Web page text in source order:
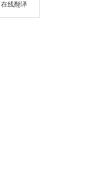
在线翻译